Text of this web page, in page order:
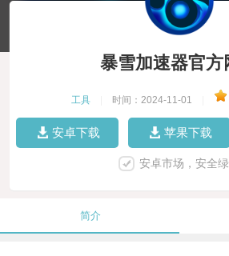
暴雪加速器官方
工具 时间：2024-11-01
安卓下载 苹果下载
安卓市场，安全
简介